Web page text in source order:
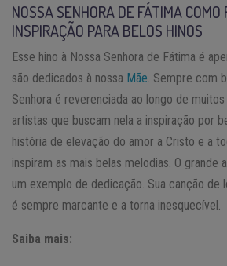
NOSSA SENHORA DE FÁTIMA COMO
INSPIRAÇÃO PARA BELOS HINOS
Esse hino à Nossa Senhora de Fátima é
são dedicados à nossa Mãe . Sempre com
Senhora é reverenciada ao longo de
artistas que buscam nela a inspiração por
história de elevação do amor a Cristo e a
inspiram as mais belas melodias. O grande
um exemplo de dedicação. Sua canção de
é sempre marcante e a torna inesquecível.
Saiba mais: